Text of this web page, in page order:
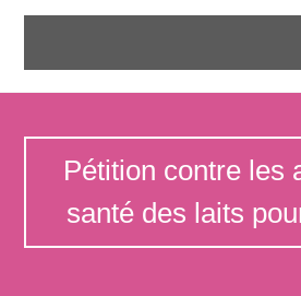
Pétition contre les
santé des laits